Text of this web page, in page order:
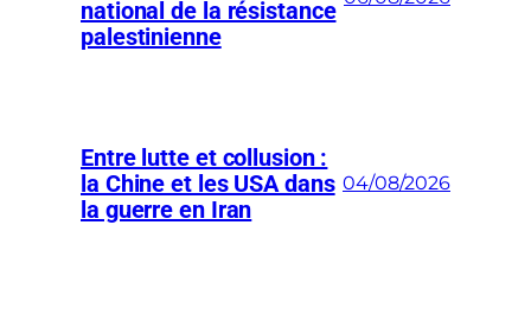
national de la résistance
palestinienne
Entre lutte et collusion :
la Chine et les USA dans
la guerre en Iran
04/08/2026